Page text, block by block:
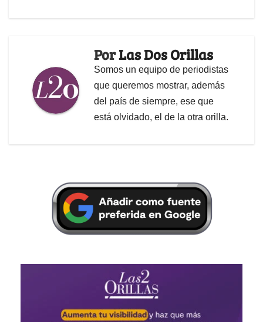
PorLas Dos Orillas
Somos un equipo de periodistas
que queremos mostrar, además
del país de siempre, ese que
está olvidado, el de la otra orilla.